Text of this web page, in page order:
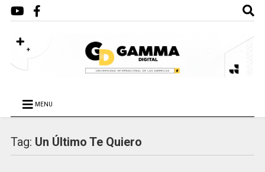
MENU
Tag: Un Último Te Quiero